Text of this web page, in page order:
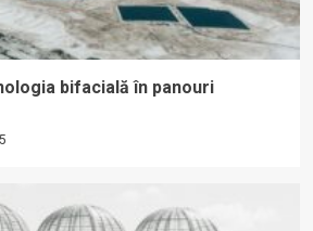
bifacială în panouri